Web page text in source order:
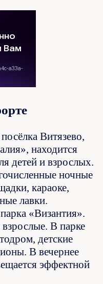
Витязево,
находится
детей и взрослых.
ночные
караоке,
лавки.
«Византия».
В парке
детские
В вечернее
эффектной